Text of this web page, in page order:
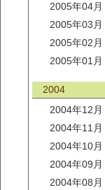
2005年04月
2005年03月
2005年02月
2005年01月
2004
2004年12月
2004年11月
2004年10月
2004年09月
2004年08月